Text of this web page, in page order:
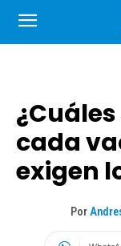
cada
exigen
Por